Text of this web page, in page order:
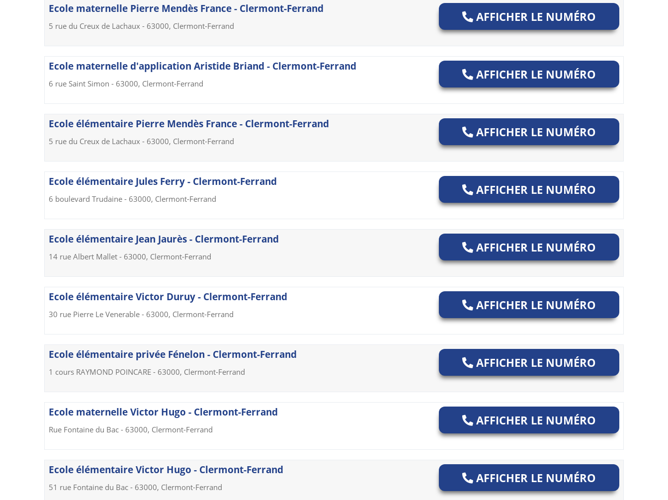
Ecole maternelle Pierre Mendès France - Clermont-Ferrand
5 rue du Creux de Lachaux - 63000, Clermont-Ferrand
AFFICHER LE NUMÉRO
Ecole maternelle d'application Aristide Briand - Clermont-Ferrand
6 rue Saint Simon - 63000, Clermont-Ferrand
AFFICHER LE NUMÉRO
Ecole élémentaire Pierre Mendès France - Clermont-Ferrand
5 rue du Creux de Lachaux - 63000, Clermont-Ferrand
AFFICHER LE NUMÉRO
Ecole élémentaire Jules Ferry - Clermont-Ferrand
6 boulevard Trudaine - 63000, Clermont-Ferrand
AFFICHER LE NUMÉRO
Ecole élémentaire Jean Jaurès - Clermont-Ferrand
14 rue Albert Mallet - 63000, Clermont-Ferrand
AFFICHER LE NUMÉRO
Ecole élémentaire Victor Duruy - Clermont-Ferrand
30 rue Pierre Le Venerable - 63000, Clermont-Ferrand
AFFICHER LE NUMÉRO
Ecole élémentaire privée Fénelon - Clermont-Ferrand
1 cours RAYMOND POINCARE - 63000, Clermont-Ferrand
AFFICHER LE NUMÉRO
Ecole maternelle Victor Hugo - Clermont-Ferrand
Rue Fontaine du Bac - 63000, Clermont-Ferrand
AFFICHER LE NUMÉRO
Ecole élémentaire Victor Hugo - Clermont-Ferrand
51 rue Fontaine du Bac - 63000, Clermont-Ferrand
AFFICHER LE NUMÉRO